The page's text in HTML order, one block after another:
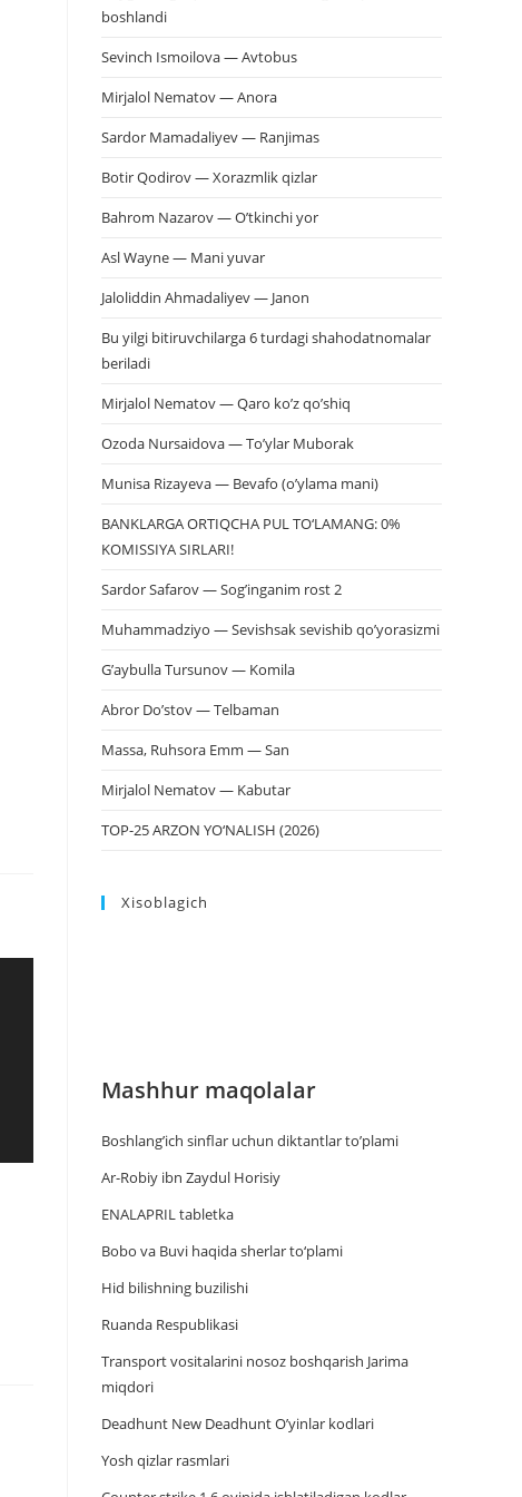
boshlandi
Sevinch Ismoilova — Avtobus
Mirjalol Nematov — Anora
Sardor Mamadaliyev — Ranjimas
Botir Qodirov — Xorazmlik qizlar
Bahrom Nazarov — O’tkinchi yor
Asl Wayne — Mani yuvar
Jaloliddin Ahmadaliyev — Janon
Bu yilgi bitiruvchilarga 6 turdagi shahodatnomalar
beriladi
Mirjalol Nematov — Qaro ko’z qo’shiq
Ozoda Nursaidova — To’ylar Muborak
Munisa Rizayeva — Bevafo (o’ylama mani)
BANKLARGA ORTIQCHA PUL TO‘LAMANG: 0%
KOMISSIYA SIRLARI!
Sardor Safarov — Sog’inganim rost 2
Muhammadziyo — Sevishsak sevishib qo’yorasizmi
G’aybulla Tursunov — Komila
Abror Do’stov — Telbaman
Massa, Ruhsora Emm — San
Mirjalol Nematov — Kabutar
TOP-25 ARZON YO‘NALISH (2026)
Xisoblagich
Mashhur maqolalar
Boshlang’ich sinflar uchun diktantlar to’plami
Ar-Robiy ibn Zaydul Horisiy
ENALAPRIL tabletka
Bobo va Buvi haqida sherlar to‘plami
Hid bilishning buzilishi
Ruanda Respublikasi
Trаnsport vositаlаrini nosoz boshqаrish Jаrimа
miqdori
Deadhunt New Deadhunt O’yinlar kodlari
Yosh qizlar rasmlari